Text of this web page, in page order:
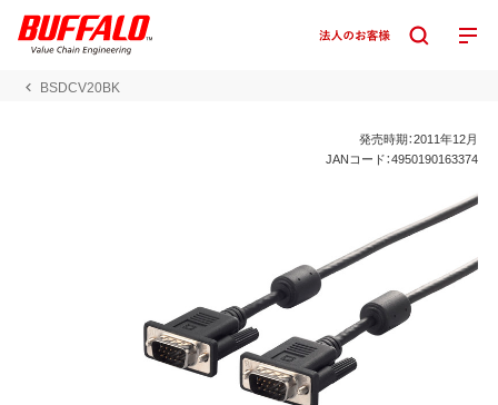
BSDCV20BK
発売時期：2011年12月
JANコード：4950190163374